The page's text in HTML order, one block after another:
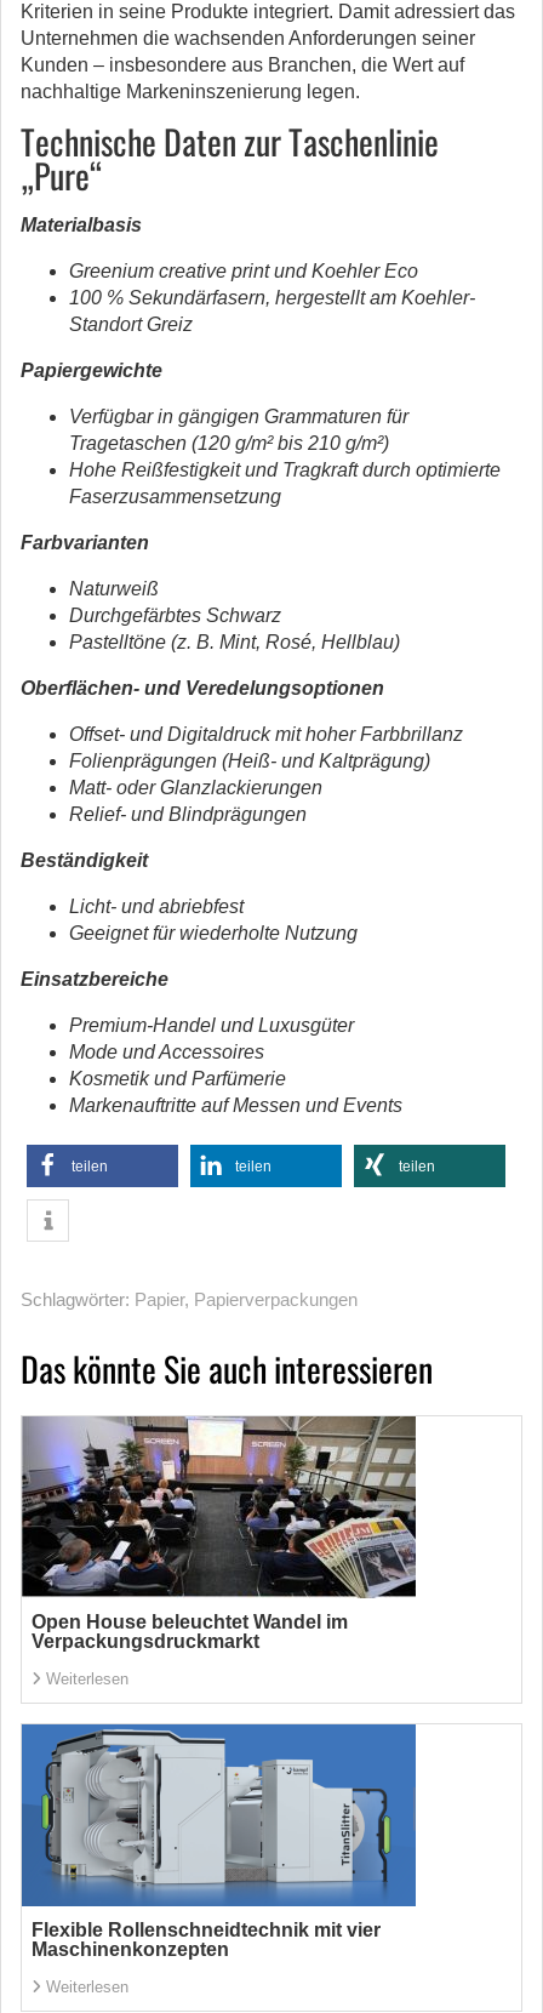
Kriterien in seine Produkte integriert. Damit adressiert das
Unternehmen die wachsenden Anforderungen seiner
Kunden – insbesondere aus Branchen, die Wert auf
nachhaltige Markeninszenierung legen.
Technische Daten zur Taschenlinie
„Pure“
Materialbasis
Greenium creative print und Koehler Eco
100 % Sekundärfasern, hergestellt am Koehler-
Standort Greiz
Papiergewichte
Verfügbar in gängigen Grammaturen für
Tragetaschen (120 g/m² bis 210 g/m²)
Hohe Reißfestigkeit und Tragkraft durch optimierte
Faserzusammensetzung
Farbvarianten
Naturweiß
Durchgefärbtes Schwarz
Pastelltöne (z. B. Mint, Rosé, Hellblau)
Oberflächen- und Veredelungsoptionen
Offset- und Digitaldruck mit hoher Farbbrillanz
Folienprägungen (Heiß- und Kaltprägung)
Matt- oder Glanzlackierungen
Relief- und Blindprägungen
Beständigkeit
Licht- und abriebfest
Geeignet für wiederholte Nutzung
Einsatzbereiche
Premium-Handel und Luxusgüter
Mode und Accessoires
Kosmetik und Parfümerie
Markenauftritte auf Messen und Events
teilen teilen teilen
Schlagwörter: Papier, Papierverpackungen
Das könnte Sie auch interessieren
Open House beleuchtet Wandel im
Verpackungsdruckmarkt
Weiterlesen
Flexible Rollenschneidtechnik mit vier
Maschinenkonzepten
Weiterlesen